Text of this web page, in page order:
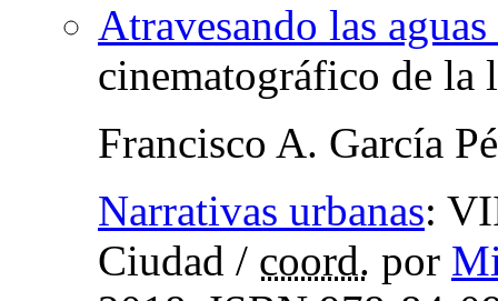
Atravesando las
cinematográfico de la
Francisco A. García
Narrativas urbanas:
Ciudad / coord. por